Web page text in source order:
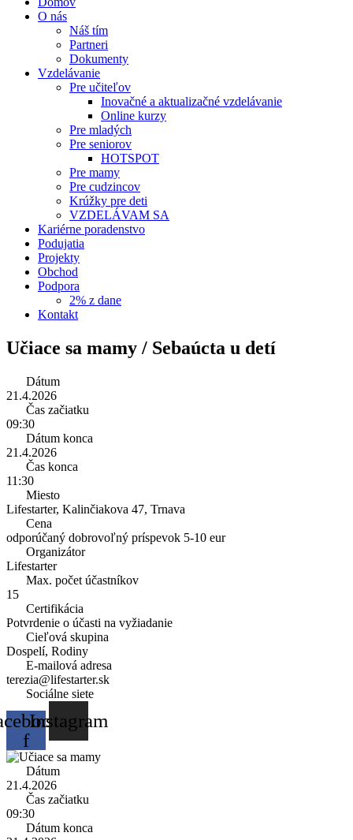
O nás
Náš tím
Partneri
Dokumenty
Vzdelávanie
Pre učiteľov
Inovačné a aktualizačné vzdelávanie
Online kurzy
Pre mladých
Pre seniorov
HOTSPOT
Pre mamy
Pre cudzincov
Krúžky pre deti
VZDELÁVAM SA
Kariérne poradenstvo
Podujatia
Projekty
Obchod
Podpora
2% z dane
Kontakt
Učiace sa mamy / Sebaúcta u detí
Dátum
21.4.2026
Čas začiatku
09:30
Dátum konca
21.4.2026
Čas konca
11:30
Miesto
Lifestarter, Kalinčiakova 47, Trnava
Cena
odporúčaný dobrovoľný príspevok 5-10 eur
Organizátor
Lifestarter
Max. počet účastníkov
15
Certifikácia
Potvrdenie o účasti na vyžiadanie
Cieľová skupina
Dospelí, Rodiny
E-mailová adresa
terezia@lifestarter.sk
Sociálne siete
f
Instagram
Dátum
21.4.2026
Čas začiatku
09:30
Dátum konca